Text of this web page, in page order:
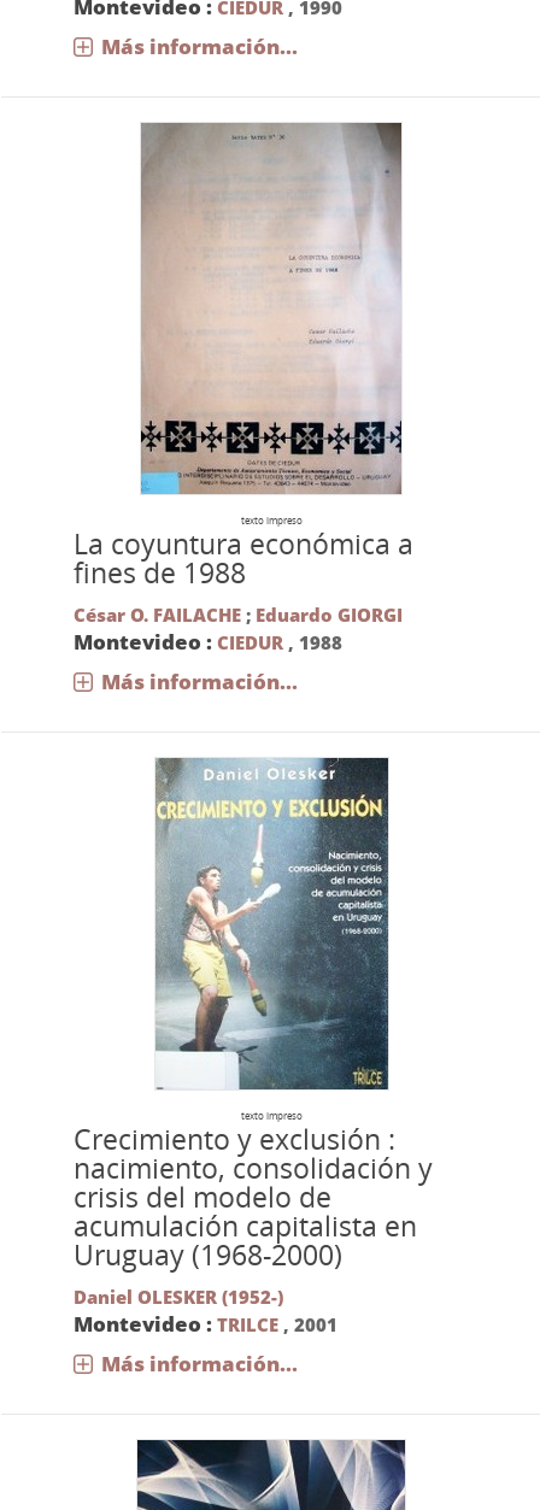
Montevideo : CIEDUR, 1990
Más información...
texto impreso
La coyuntura económica a
fines de 1988
César O. FAILACHE; Eduardo GIORGI
Montevideo : CIEDUR, 1988
Más información...
texto impreso
Crecimiento y exclusión :
nacimiento, consolidación y
crisis del modelo de
acumulación capitalista en
Uruguay (1968-2000)
Daniel OLESKER (1952-)
Montevideo : TRILCE, 2001
Más información...